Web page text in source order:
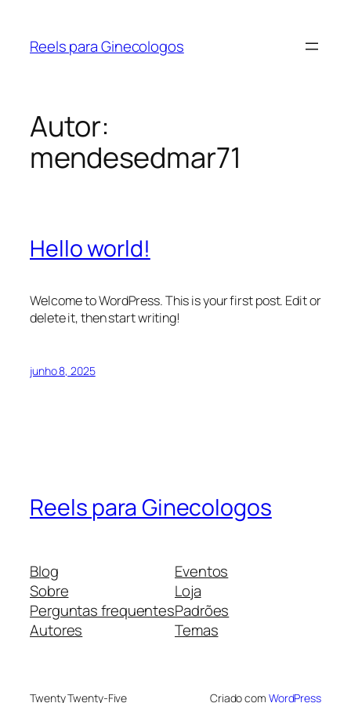
Reels para Ginecologos
Autor:
mendesedmar71
Hello world!
Welcome to WordPress. This is your first post. Edit or
delete it, then start writing!
junho 8, 2025
Reels para Ginecologos
Blog
Sobre
Perguntas frequentes
Autores
Eventos
Loja
Padrões
Temas
Twenty Twenty-Five Criado com WordPress